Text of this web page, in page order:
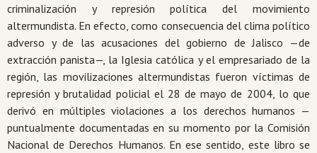
criminalización y represión política del movimiento
altermundista. En efecto, como consecuencia del clima político
adverso y de las acusaciones del gobierno de Jalisco —de
extracción panista—, la Iglesia católica y el empresariado de la
región, las movilizaciones altermundistas fueron víctimas de
represión y brutalidad policial el 28 de mayo de 2004, lo que
derivó en múltiples violaciones a los derechos humanos —
puntualmente documentadas en su momento por la Comisión
Nacional de Derechos Humanos. En ese sentido, este libro se